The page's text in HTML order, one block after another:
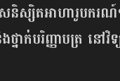
ស​និស្សិត​អាហារូបករ
ថ្នាក់បរិញ្ញាបត្រ នៅ​វិទ្